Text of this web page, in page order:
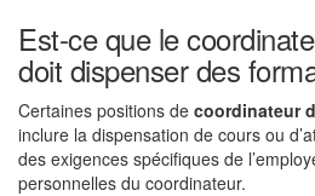
Est-ce que le
doit dispenser des
Certaines positions de coordinateur
inclure la dispensation de cours ou
des exigences spécifiques de
personnelles du coordinateur.